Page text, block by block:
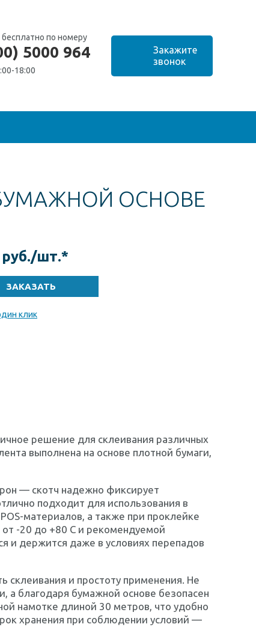
бесплатно по номеру
5000 964
18:00
ОСНОВЕ
руб./шт.*
клик
решение для склеивания различных
выполнена на основе плотной бумаги,
— скотч надежно фиксирует
подходит для использования в
материалов, а также при проклейке
от -20 до +80 C и рекомендуемой
и держится даже в условиях перепадов
склеивания и простоту применения. Не
а благодаря бумажной основе безопасен
намотке длиной 30 метров, что удобно
хранения при соблюдении условий —